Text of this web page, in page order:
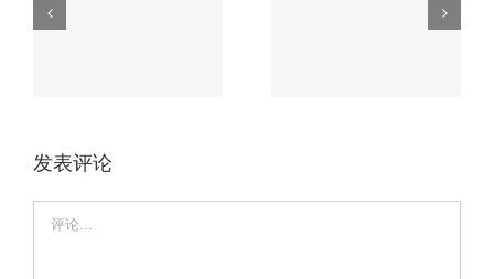
车载电路板如何应
发表评论